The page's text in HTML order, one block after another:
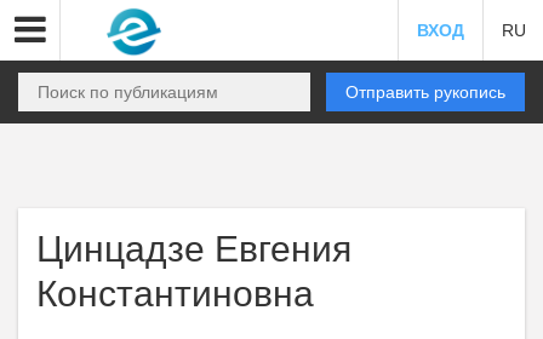
ВХОД RU
Отправить рукопись
Цинцадзе Евгения
Константиновна